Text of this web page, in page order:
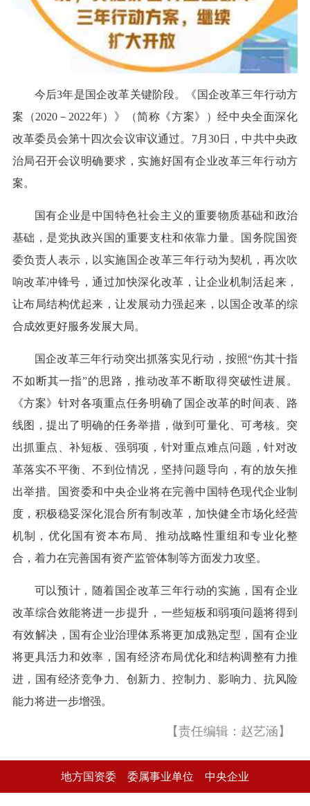
今后3年是国企改革关键阶段。《国企改革三年行动方
案（2020－2022年）》（简称《方案》）经中央全面深化
改革委员会第十四次会议审议通过。7月30日，中共中央政
治局召开会议明确要求，实施好国有企业改革三年行动方
案。
国有企业是中国特色社会主义的重要物质基础和政治
基础，是党执政兴国的重要支柱和依靠力量。国务院国资
委负责人表示，以实施国企改革三年行动为契机，再次吹
响改革冲锋号，通过加快深化改革，让企业机制活起来，
让布局结构优起来，让发展动力强起来，以国企改革的综
合成效更好服务发展大局。
国企改革三年行动突出抓落实见行动，按照“伤其十指
不如断其一指”的思路，推动改革不断取得突破性进展。
《方案》针对各项重点任务明确了国企改革的时间表、路
线图，提出了明确的任务举措，做到可量化、可考核。突
出抓重点、补短板、强弱项，针对重点难点问题，针对改
革落实不平衡、不到位情况，坚持问题导向，有的放矢推
出举措。国资委和中央企业将在完善中国特色现代企业制
度，积极稳妥深化混合所有制改革，加快健全市场化经营
机制，优化国有资本布局、推动战略性重组和专业化整
合，着力在完善国有资产监管体制等方面发力攻坚。
可以预计，随着国企改革三年行动的实施，国有企业
改革综合效能将进一步提升，一些短板和弱项问题将得到
有效解决，国有企业治理体系将更加成熟定型，国有企业
将更具活力和效率，国有经济布局优化和结构调整有力推
进，国有经济竞争力、创新力、控制力、影响力、抗风险
能力将进一步增强。
【责任编辑：赵艺涵】
地方国资委 委属事业单位 中央企业